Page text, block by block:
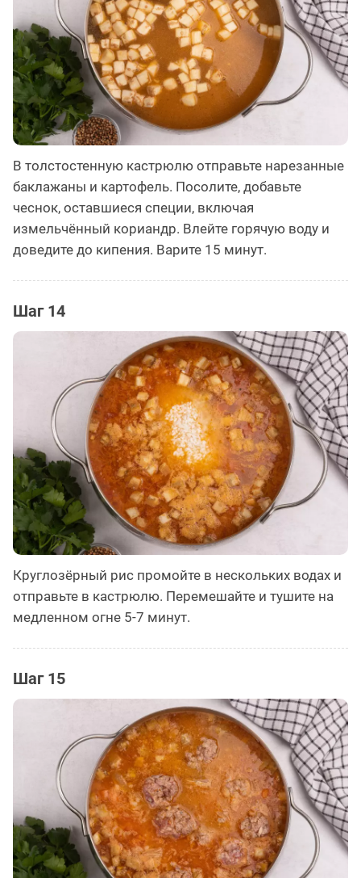
В толстостенную кастрюлю отправьте нарезанные
баклажаны и картофель. Посолите, добавьте
чеснок, оставшиеся специи, включая
измельчённый кориандр. Влейте горячую воду и
доведите до кипения. Варите 15 минут.
Шаг 14
Круглозёрный рис промойте в нескольких водах и
отправьте в кастрюлю. Перемешайте и тушите на
медленном огне 5-7 минут.
Шаг 15